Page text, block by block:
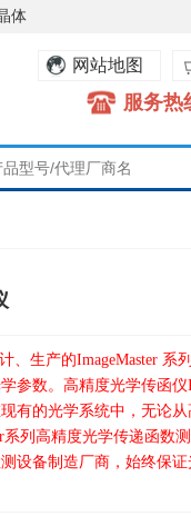
体
网站地图
服务热
、生产的ImageMaster 系
参数。高精度光学传函仪
有的光学系统中，无论
系列高精度光学传递函数
设备制造厂商，始终保